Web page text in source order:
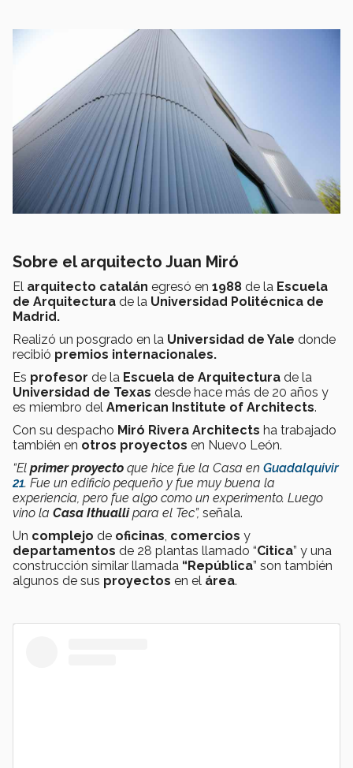
Sobre el arquitecto Juan Miró
El arquitecto catalán egresó en 1988 de la Escuela
de Arquitectura de la Universidad Politécnica de
Madrid.
Realizó un posgrado en la Universidad de Yale donde
recibió premios internacionales.
Es profesor de la Escuela de Arquitectura de la
Universidad de Texas desde hace más de 20 años y
es miembro del American Institute of Architects.
Con su despacho Miró Rivera Architects ha trabajado
también en otros proyectos en Nuevo León.
“El primer proyecto que hice fue la Casa en Guadalquivir
21. Fue un edificio pequeño y fue muy buena la
experiencia, pero fue algo como un experimento. Luego
vino la Casa Ithuallipara el Tec”, señala.
Un complejo de oficinas, comercios y
departamentos de 28 plantas llamado “Citica” y una
construcción similar llamada “República” son también
algunos de sus proyectos en el área.